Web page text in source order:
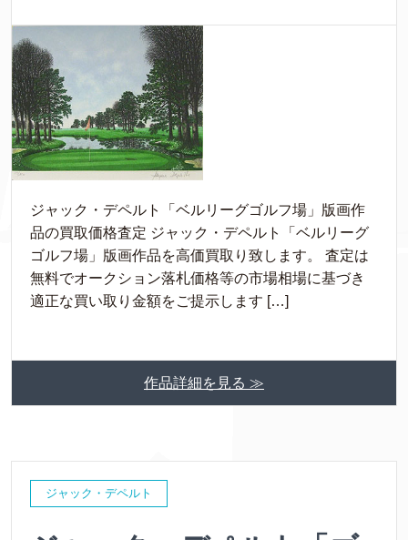
ジャック・デペルト「ベルリーグゴルフ場」版画作
品の買取価格査定 ジャック・デペルト「ベルリーグ
ゴルフ場」版画作品を高価買取り致します。 査定は
無料でオークション落札価格等の市場相場に基づき
適正な買い取り金額をご提示します […]
作品詳細を見る ≫
ジャック・デペルト